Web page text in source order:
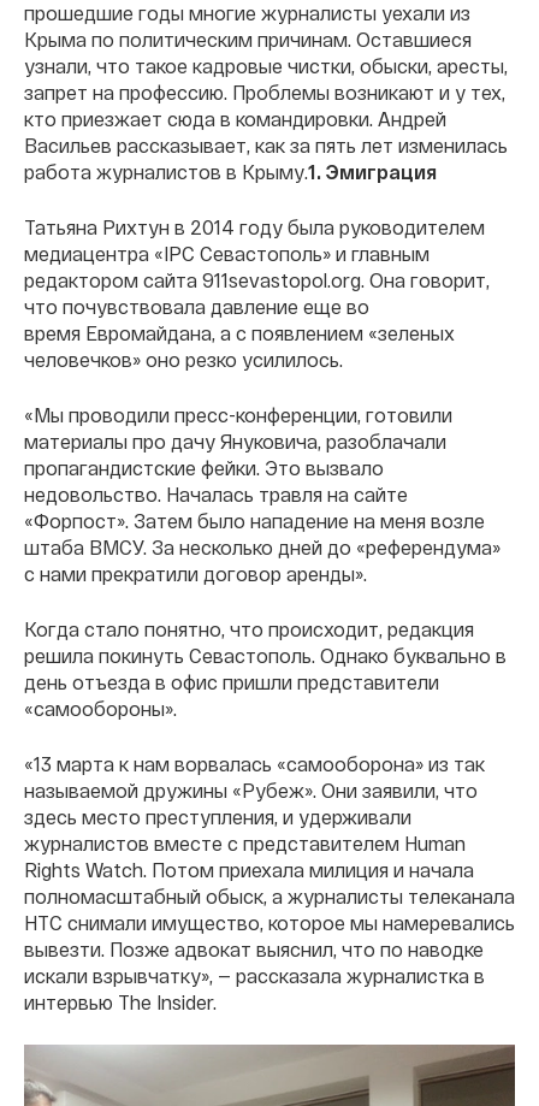
прошедшие годы многие журналисты уехали из
Крыма по политическим причинам. Оставшиеся
узнали, что такое кадровые чистки, обыски, аресты,
запрет на профессию. Проблемы возникают и у тех,
кто приезжает сюда в командировки. Андрей
Васильев рассказывает, как за пять лет изменилась
работа журналистов в Крыму.1. Эмиграция
Татьяна Рихтун в 2014 году была руководителем
медиацентра «IPC Севастополь» и главным
редактором сайта 911sevastopol.org. Она говорит,
что почувствовала давление еще во
время Евромайдана, а с появлением «зеленых
человечков» оно резко усилилось.
«Мы проводили пресс-конференции, готовили
материалы про дачу Януковича, разоблачали
пропагандистские фейки. Это вызвало
недовольство. Началась травля на сайте
«Форпост». Затем было нападение на меня возле
штаба ВМСУ. За несколько дней до «референдума»
с нами прекратили договор аренды».
Когда стало понятно, что происходит, редакция
решила покинуть Севастополь. Однако буквально в
день отъезда в офис пришли представители
«самообороны».
«13 марта к нам ворвалась «самооборона» из так
называемой дружины «Рубеж». Они заявили, что
здесь место преступления, и удерживали
журналистов вместе с представителем Human
Rights Watch. Потом приехала милиция и начала
полномасштабный обыск, а журналисты телеканала
НТС снимали имущество, которое мы намеревались
вывезти. Позже адвокат выяснил, что по наводке
искали взрывчатку», — рассказала журналистка в
интервью The Insider.